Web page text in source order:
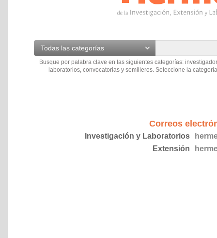
Todas las categorías
Busque por palabra clave en las siguientes categorías:
laboratorios, convocatorias y semilleros. Seleccione la
Correos
Investigación y Laboratorios
Extensión